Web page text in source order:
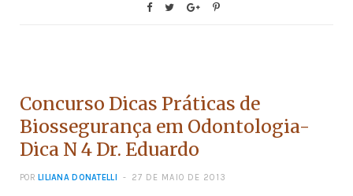
Concurso Dicas Práticas de
Biossegurança em Odontologia-
Dica N 4 Dr. Eduardo
POR LILIANA DONATELLI 27 DE MAIO DE 2013